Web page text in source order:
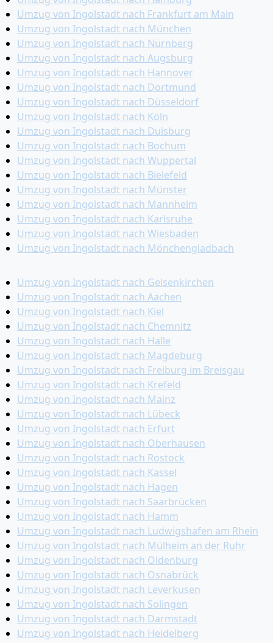
Umzug von Ingolstadt nach Frankfurt am Main
Umzug von Ingolstadt nach München
Umzug von Ingolstadt nach Nürnberg
Umzug von Ingolstadt nach Augsburg
Umzug von Ingolstadt nach Hannover
Umzug von Ingolstadt nach Dortmund
Umzug von Ingolstadt nach Düsseldorf
Umzug von Ingolstadt nach Köln
Umzug von Ingolstadt nach Duisburg
Umzug von Ingolstadt nach Bochum
Umzug von Ingolstadt nach Wuppertal
Umzug von Ingolstadt nach Bielefeld
Umzug von Ingolstadt nach Münster
Umzug von Ingolstadt nach Mannheim
Umzug von Ingolstadt nach Karlsruhe
Umzug von Ingolstadt nach Wiesbaden
Umzug von Ingolstadt nach Mönchen­gladbach
Umzug von Ingolstadt nach Gelsenkirchen
Umzug von Ingolstadt nach Aachen
Umzug von Ingolstadt nach Kiel
Umzug von Ingolstadt nach Chemnitz
Umzug von Ingolstadt nach Halle
Umzug von Ingolstadt nach Magdeburg
Umzug von Ingolstadt nach Freiburg im Breisgau
Umzug von Ingolstadt nach Krefeld
Umzug von Ingolstadt nach Mainz
Umzug von Ingolstadt nach Lübeck
Umzug von Ingolstadt nach Erfurt
Umzug von Ingolstadt nach Oberhausen
Umzug von Ingolstadt nach Rostock
Umzug von Ingolstadt nach Kassel
Umzug von Ingolstadt nach Hagen
Umzug von Ingolstadt nach Saarbrücken
Umzug von Ingolstadt nach Hamm
Umzug von Ingolstadt nach Ludwigshafen am Rhein
Umzug von Ingolstadt nach Mülheim an der Ruhr
Umzug von Ingolstadt nach Oldenburg
Umzug von Ingolstadt nach Osnabrück
Umzug von Ingolstadt nach Leverkusen
Umzug von Ingolstadt nach Solingen
Umzug von Ingolstadt nach Darmstadt
Umzug von Ingolstadt nach Heidelberg